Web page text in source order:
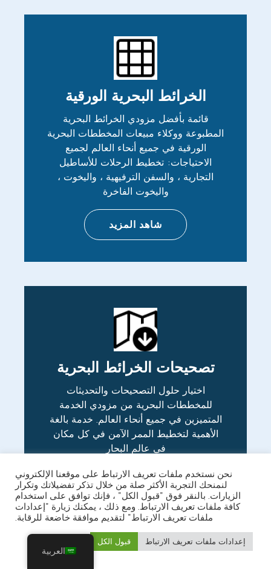
الخرائط البحرية الورقية
قائمة بأفضل مزودي الخرائط البحرية
المطبوعة ووكلاء مبيعات المخططات البحرية
الورقية في جميع أنحاء العالم لجميع
الاحتياجات: تخطيط الرحلات للأساطيل
التجارية ، والسفن الترفيهية ، واليخوت ،
واليخوت الفاخرة
شاهد المزيد
تصحيحات الخرائط البحرية
اختيار حلول التصحيحات والتحديثات
للمخططات البحرية من مزودي الخدمة
المتميزين في جميع أنحاء العالم. خدمة بالغة
الأهمية لتخطيط الممر الآمن في كل مكان
في عالم البحار
شاهد المزيد
نحن نستخدم ملفات تعريف الارتباط على موقعنا الإلكتروني
لنمنحك التجربة الأكثر صلة من خلال تذكر تفضيلاتك وتكرار
الزيارات. بالنقر فوق "قبول الكل" ، فإنك توافق على استخدام
كافة ملفات تعريف الارتباط. ومع ذلك ، يمكنك زيارة "إعدادات
ملفات تعريف الارتباط" لتقديم موافقة خاضعة للرقابة.
إعدادات ملفات تعريف الارتباط قبول الكل
العربية